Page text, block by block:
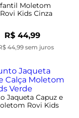
Moletom
Kids Cinza
R$ 44,99
44,99 sem juros
Jaqueta Capuz e
Rovi Kids